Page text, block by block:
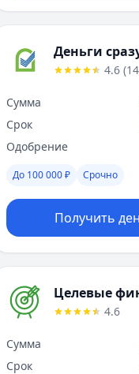
Деньги
4.6 (14
Сумма
Срок
Одобрение
До 100 000 ₽ Срочно
Получить
Целевые
4.6
Сумма
Срок